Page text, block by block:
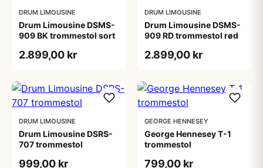
DRUM LIMOUSINE
Drum Limousine DSMS-
909 BK trommestol sort
2.899,00 kr
DRUM LIMOUSINE
Drum Limousine DSMS-
909 RD trommestol rød
2.899,00 kr
DRUM LIMOUSINE
Drum Limousine DSRS-
707 trommestol
999,00 kr
GEORGE HENNESEY
George Hennesey T-1
trommestol
799,00 kr